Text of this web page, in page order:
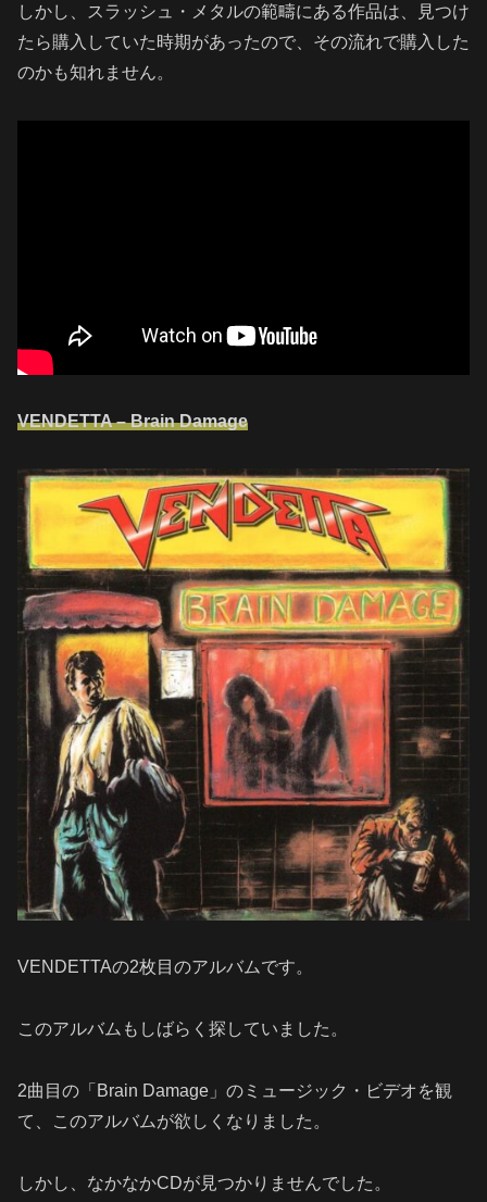
しかし、スラッシュ・メタルの範疇にある作品は、見つけ
たら購入していた時期があったので、その流れで購入した
のかも知れません。
VENDETTA – Brain Damage
VENDETTAの2枚目のアルバムです。
このアルバムもしばらく探していました。
2曲目の「Brain Damage」のミュージック・ビデオを観
て、このアルバムが欲しくなりました。
しかし、なかなかCDが見つかりませんでした。